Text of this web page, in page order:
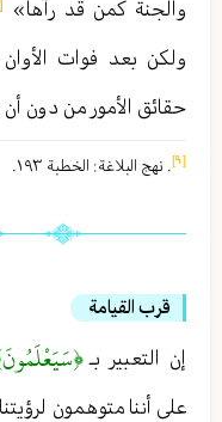
والجنة كمن قد رآها»
ولكن بعد فوات
حقائق الأمور من دون
[٩] . نهج البلاغة : الخطبة ١٩٣ .
قرب القيامة
إن التعبير بـ
على أننا متوهمون